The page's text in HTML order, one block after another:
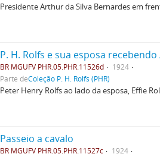
Presidente Arthur da Silva Bernardes em
P. H. Rolfs e sua esposa
BR MGUFV PHR.05.PHR.11526d
1924
Parte deColeção P. H. Rolfs (PHR)
Peter Henry Rolfs ao lado da esposa, Effie
Passeio a cavalo
BR MGUFV PHR.05.PHR.11527c
1924